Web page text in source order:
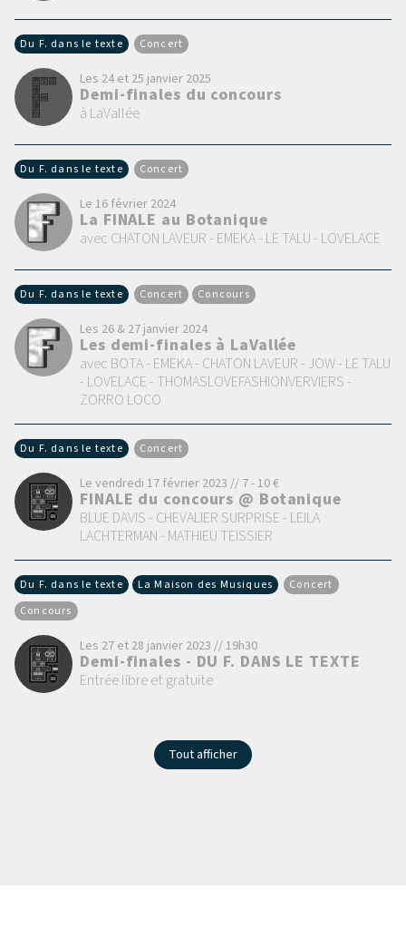
Du F. dans le texte Concert
Les 24 et 25 janvier 2025
Demi-finales du concours
à LaVallée
Du F. dans le texte Concert
Le 16 février 2024
La FINALE au Botanique
avec CHATON LAVEUR - EMEKA - LE TALU - LOVELACE
Du F. dans le texte Concert Concours
Les 26 & 27 janvier 2024
Les demi-finales à LaVallée
avec BOTA - EMEKA - CHATON LAVEUR - JOW - LE TALU
- LOVELACE - THOMASLOVEFASHIONVERVIERS -
ZORRO LOCO
Du F. dans le texte Concert
Le vendredi 17 février 2023 // 7 - 10 €
FINALE du concours @ Botanique
BLUE DAVIS - CHEVALIER SURPRISE - LEILA
LACHTERMAN - MATHIEU TEISSIER
Du F. dans le texte La Maison des Musiques
Concert
Concours
Les 27 et 28 janvier 2023 // 19h30
Demi-finales - DU F. DANS LE TEXTE
Entrée libre et gratuite
Tout afficher